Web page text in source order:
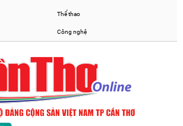
Thể thao
Công nghệ